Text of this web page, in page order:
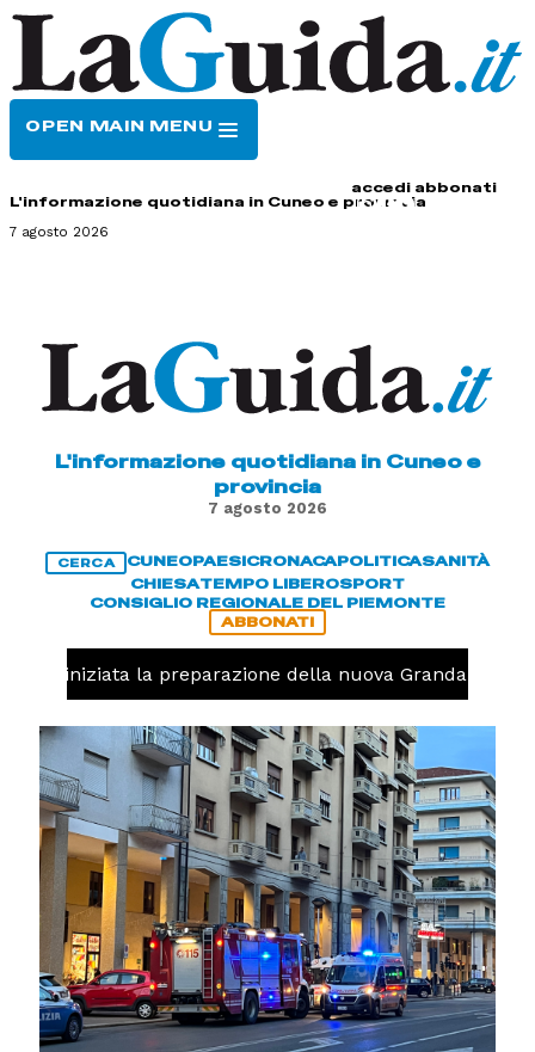
OPEN MAIN MENU
accedi abbonati
L'informazione quotidiana in Cuneo e provincia
7 agosto 2026
L'informazione quotidiana in Cuneo e
provincia
7 agosto 2026
CERCA CUNEOPAESICRONACAPOLITICASANITÀ
CHIESATEMPO LIBEROSPORT
CONSIGLIO REGIONALE DEL PIEMONTE
ABBONATI
iniziata la preparazione della nuova Granda Volley